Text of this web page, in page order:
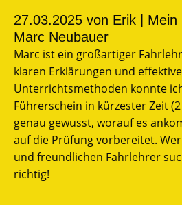
27.03.2025 von Erik | Mein
Marc Neubauer
Marc ist ein großartiger
klaren Erklärungen und
Unterrichtsmethoden konnte
Führerschein in kürzester Zeit
genau gewusst, worauf es
auf die Prüfung vorbereitet.
und freundlichen Fahrlehrer
richtig!